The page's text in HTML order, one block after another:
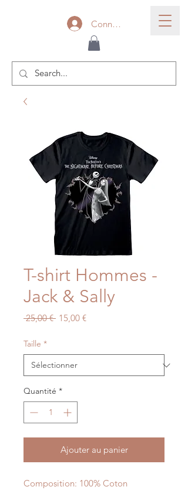
Connexion
T-shirt Hommes -
Jack & Sally
25,00 € Prix
15,00 €Prix
Taille *
Quantité *
Ajouter au panier
Composition: 100% Coton